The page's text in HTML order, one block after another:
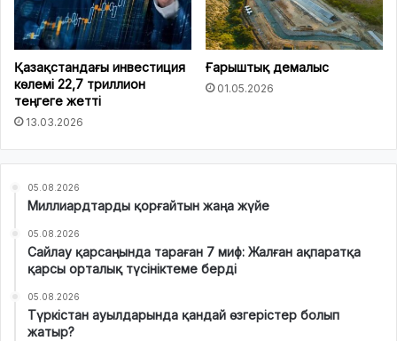
Қазақстандағы инвестиция
көлемі 22,7 триллион
теңгеге жетті
13.03.2026
Ғарыштық демалыс
01.05.2026
05.08.2026
Миллиардтарды қорғайтын жаңа жүйе
05.08.2026
Сайлау қарсаңында тараған 7 миф: Жалған ақпаратқа
қарсы орталық түсініктеме берді
05.08.2026
Түркістан ауылдарында қандай өзгерістер болып
жатыр?